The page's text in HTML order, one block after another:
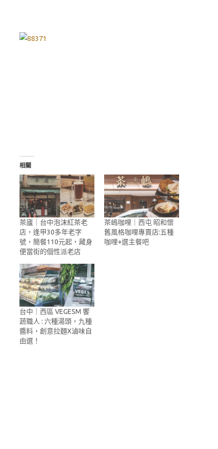
相關
茶廬｜台中泡沫紅茶老
店，逢甲30多年老字
號，簡餐110元起，藏身
便當街的個性派老店
茶嶋咖哩｜西屯 昭和懷
舊風格咖哩專賣店:五種
咖哩+選主餐吧
台中｜西區 VEGESM 饗
蔬職人 : 六種湯頭，九種
醬料，創意拉麵X滷味自
由選！